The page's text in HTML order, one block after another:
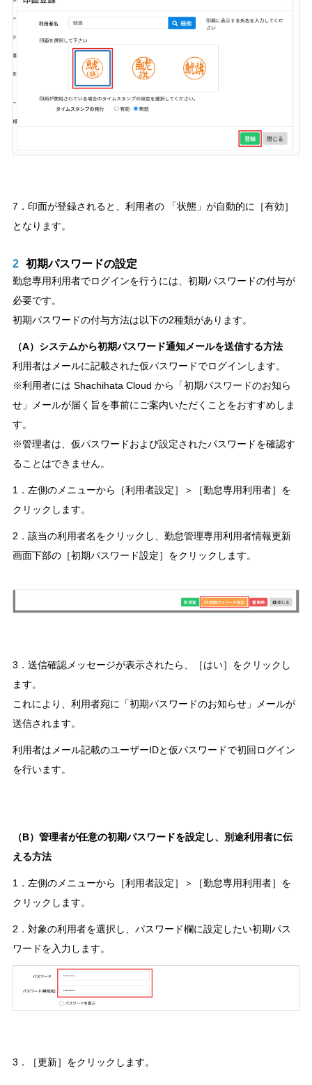
7．印面が登録されると、利用者の 「状態」が自動的に［有効］
となります。
2 初期パスワードの設定
勤怠専用利用者でログインを行うには、初期パスワードの付与が
必要です。
初期パスワードの付与方法は以下の2種類があります。
（A）システムから初期パスワード通知メールを送信する方法
利用者はメールに記載された仮パスワードでログインします。
※利用者には Shachihata Cloud から「初期パスワードのお知ら
せ」メールが届く旨を事前にご案内いただくことをおすすめしま
す。
※管理者は、仮パスワードおよび設定されたパスワードを確認す
ることはできません。
1．左側のメニューから［利用者設定］＞［勤怠専用利用者］を
クリックします。
2．該当の利用者名をクリックし、勤怠管理専用利用者情報更新
画面下部の［初期パスワード設定］をクリックします。
3．送信確認メッセージが表示されたら、［はい］をクリックし
ます。
これにより、利用者宛に「初期パスワードのお知らせ」メールが
送信されます。
利用者はメール記載のユーザーIDと仮パスワードで初回ログイン
を行います。
（B）管理者が任意の初期パスワードを設定し、別途利用者に伝
える方法
1．左側のメニューから［利用者設定］＞［勤怠専用利用者］を
クリックします。
2．対象の利用者を選択し、パスワード欄に設定したい初期パス
ワードを入力します。
3．［更新］をクリックします。